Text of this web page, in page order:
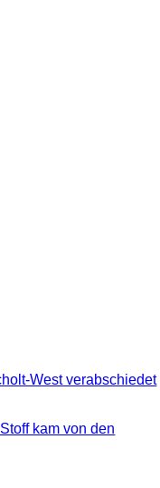
West verabschiedet
kam von den